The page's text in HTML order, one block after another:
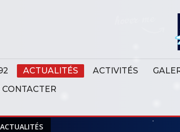
ACTUALITÉS ACTIVITÉS
CONTACTER
ACTUALITÉS